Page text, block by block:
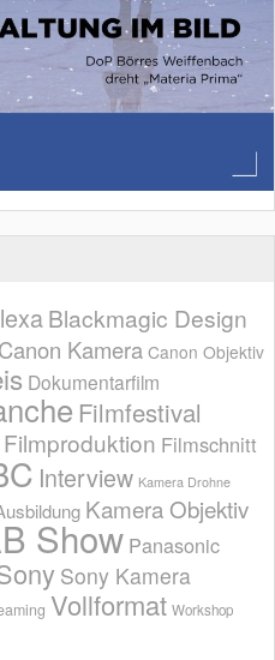
Blackmagic Design
Canon Kamera Canon Objektiv
Dokumentarfilm
Filmfestival
Filmproduktion Filmschnitt
Interview Kamera Drohne
Kamera Objektiv
Show Panasonic
Sony Kamera
Vollformat Workshop